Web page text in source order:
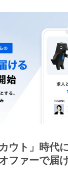
ウト」時代
ファーで届